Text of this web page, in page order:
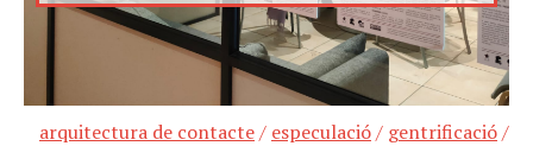
arquitectura de contacte/ especulació/ gentrificació/